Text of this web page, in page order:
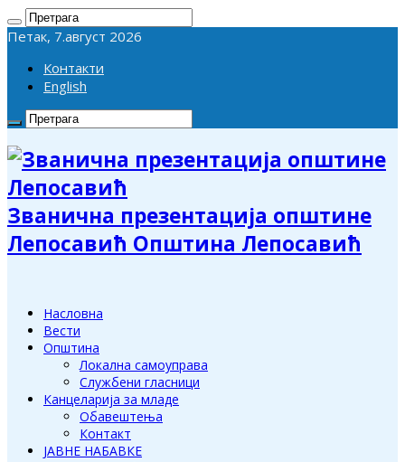
Петак, 7.август 2026
Контакти
English
Званична презентација општине
Лепосавић Општина Лепосавић
Насловна
Вести
Општина
Локална самоуправа
Службени гласници
Канцеларија за младе
Обавештења
Контакт
ЈАВНЕ НАБАВКЕ